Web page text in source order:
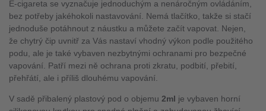
E-cigareta se vyznačuje jednoduchým a nenáročným ovládáním,
bez potřeby jakéhokoli nastavování. Nemá tlačítko, takže si stačí
jednoduše potáhnout z náustku a můžete začít vapovat. Nejen,
že chytrý čip uvnitř za Vás nastaví vhodný výkon podle použitého
podu, ale je také vybaven nezbytnými ochranami pro bezpečné
vapování. Patří mezi ně ochrana proti zkratu, podbití, přebití,
přehřátí, ale i příliš dlouhému vapování.
V sadě přibalený plastový pod o objemu 2ml je vybaven horní